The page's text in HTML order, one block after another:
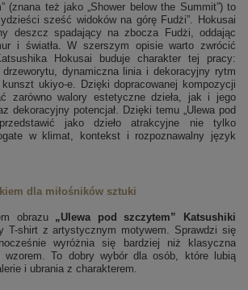
(znana też jako „Shower below the Summit”) to
sześć widoków na górę Fudżi”. Hokusai
deszcz spadający na zbocza Fudżi, oddając
i światła. W szerszym opisie warto zwrócić
Hokusai buduje charakter tej pracy:
dynamiczna linia i dekoracyjny rytm
ukiyo-e. Dzięki dopracowanej kompozycji
zarówno walory estetyczne dzieła, jak i jego
dekoracyjny potencjał. Dzięki temu „Ulewa pod
jako dzieło atrakcyjne nie tylko
w klimat, kontekst i rozpoznawalny język
dla miłośników sztuki
obrazu „Ulewa pod szczytem” Katsushiki
T-shirt z artystycznym motywem. Sprawdzi się
wyróżnia się bardziej niż klasyczna
wzorem. To dobry wybór dla osób, które lubią
i ubrania z charakterem.